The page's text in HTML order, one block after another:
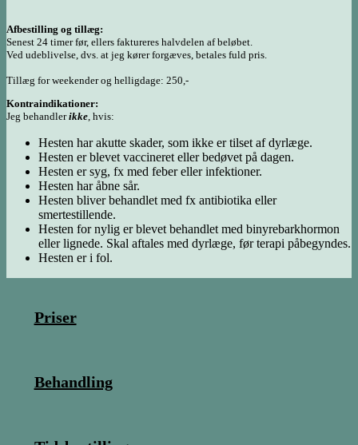
Afbestilling og tillæg:
Senest 24 timer før, ellers faktureres halvdelen af beløbet.
Ved udeblivelse, dvs. at jeg kører forgæves, betales fuld pris.
Tillæg for weekender og helligdage: 250,-
Kontraindikationer:
Jeg behandlerikke, hvis:
Hesten har akutte skader, som ikke er tilset af dyrlæge.
Hesten er blevet vaccineret eller bedøvet på dagen.
Hesten er syg, fx med feber eller infektioner.
Hesten har åbne sår.
Hesten bliver behandlet med fx antibiotika eller
smertestillende.
Hesten for nylig er blevet behandlet med binyrebarkhormon
eller lignede. Skal aftales med dyrlæge, før terapi påbegyndes.
Hesten er i fol.
Priser
Behandling